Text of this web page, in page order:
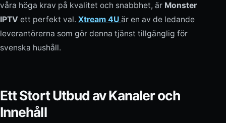
våra höga krav på kvalitet och snabbhet, är Monster
IPTV ett perfekt val. Xtream 4U är en av de ledande
leverantörerna som gör denna tjänst tillgänglig för
svenska hushåll.
Ett Stort Utbud av Kanaler och
Innehåll